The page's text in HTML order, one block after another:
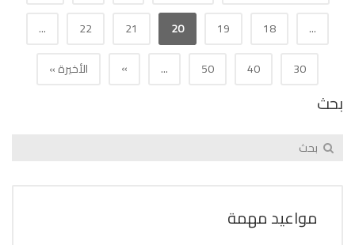
...
18
19
20
21
22
...
30
40
50
...
» الأخيرة »
بحث
مواعيد مهمة